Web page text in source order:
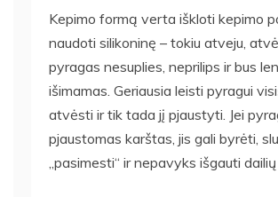
Kepimo formą verta iškloti kepimo
naudoti silikoninę – tokiu atveju,
pyragas nesuplies, neprilips ir bus
išimamas. Geriausia leisti pyragui
atvėsti ir tik tada jį pjaustyti. Jei
pjaustomas karštas, jis gali byrėti,
„pasimesti“ ir nepavyks išgauti